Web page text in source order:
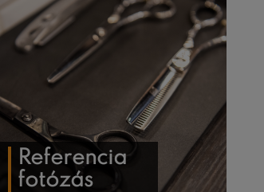
Referencia
fotózás